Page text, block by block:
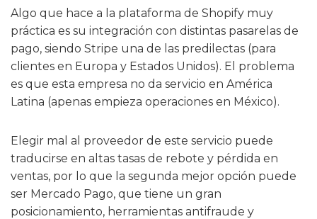
Algo que hace a la plataforma de Shopify muy
práctica es su integración con distintas pasarelas de
pago, siendo Stripe una de las predilectas (para
clientes en Europa y Estados Unidos). El problema
es que esta empresa no da servicio en América
Latina (apenas empieza operaciones en México).
Elegir mal al proveedor de este servicio puede
traducirse en altas tasas de rebote y pérdida en
ventas, por lo que la segunda mejor opción puede
ser Mercado Pago, que tiene un gran
posicionamiento, herramientas antifraude y